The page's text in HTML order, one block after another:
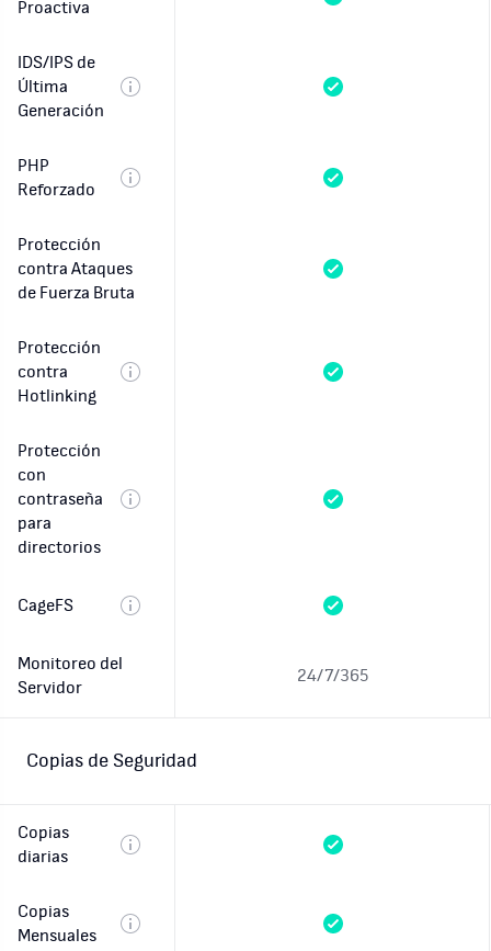
Proactiva
IDS/IPS de
Última
Generación
PHP
Reforzado
Protección
contra Ataques
de Fuerza Bruta
Protección
contra
Hotlinking
Protección
con
contraseña
para
directorios
CageFS
Monitoreo del
Servidor
24/7/365
Copias de Seguridad
Copias
diarias
Copias
Mensuales